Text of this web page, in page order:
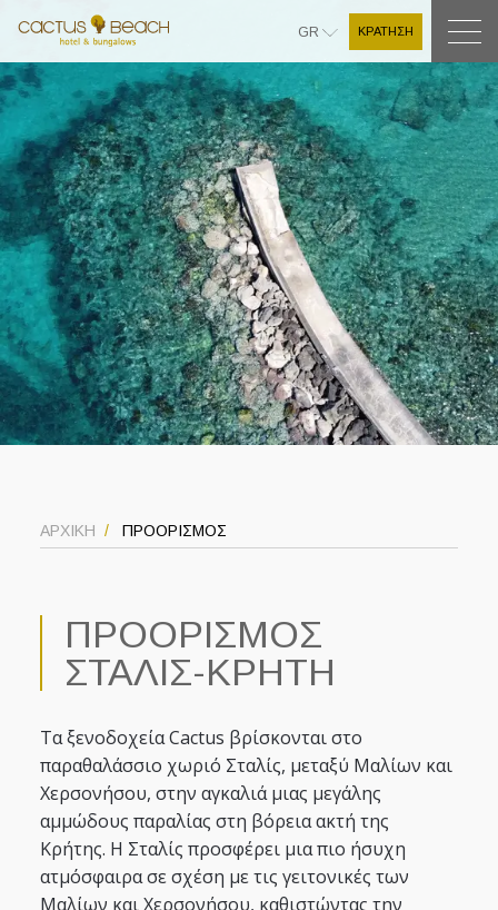
GR ΚΡΑΤΗΣΗ
ΑΡΧΙΚΗ ΠΡΟΟΡΙΣΜΟΣ
ΠΡΟΟΡΙΣΜΟΣ
ΣΤΑΛΙΣ-ΚΡΗΤΗ
Τα ξενοδοχεία Cactus βρίσκονται στο
παραθαλάσσιο χωριό Σταλίς, μεταξύ Μαλίων και
Χερσονήσου, στην αγκαλιά μιας μεγάλης
αμμώδους παραλίας στη βόρεια ακτή της
Κρήτης. Η Σταλίς προσφέρει μια πιο ήσυχη
ατμόσφαιρα σε σχέση με τις γειτονικές των
Μαλίων και Χερσονήσου, καθιστώντας την